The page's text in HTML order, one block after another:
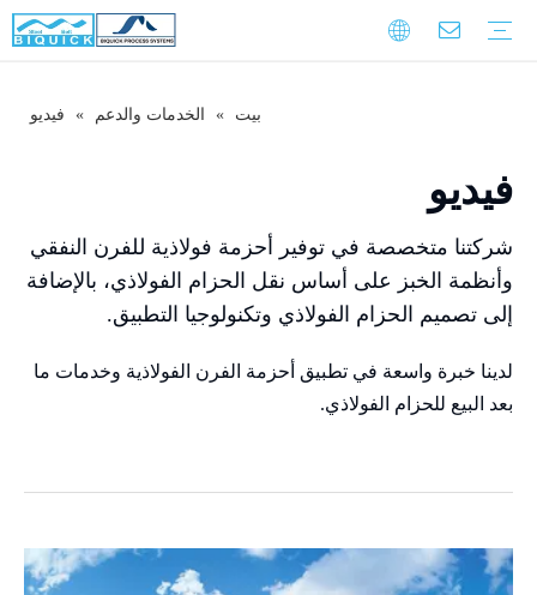
بيت » الخدمات والدعم » فيديو
فيديو
شركتنا متخصصة في توفير أحزمة فولاذية للفرن النفقي
وأنظمة الخبز على أساس نقل الحزام الفولاذي، بالإضافة
إلى تصميم الحزام الفولاذي وتكنولوجيا التطبيق.
لدينا خبرة واسعة في تطبيق أحزمة الفرن الفولاذية وخدمات ما
بعد البيع للحزام الفولاذي.